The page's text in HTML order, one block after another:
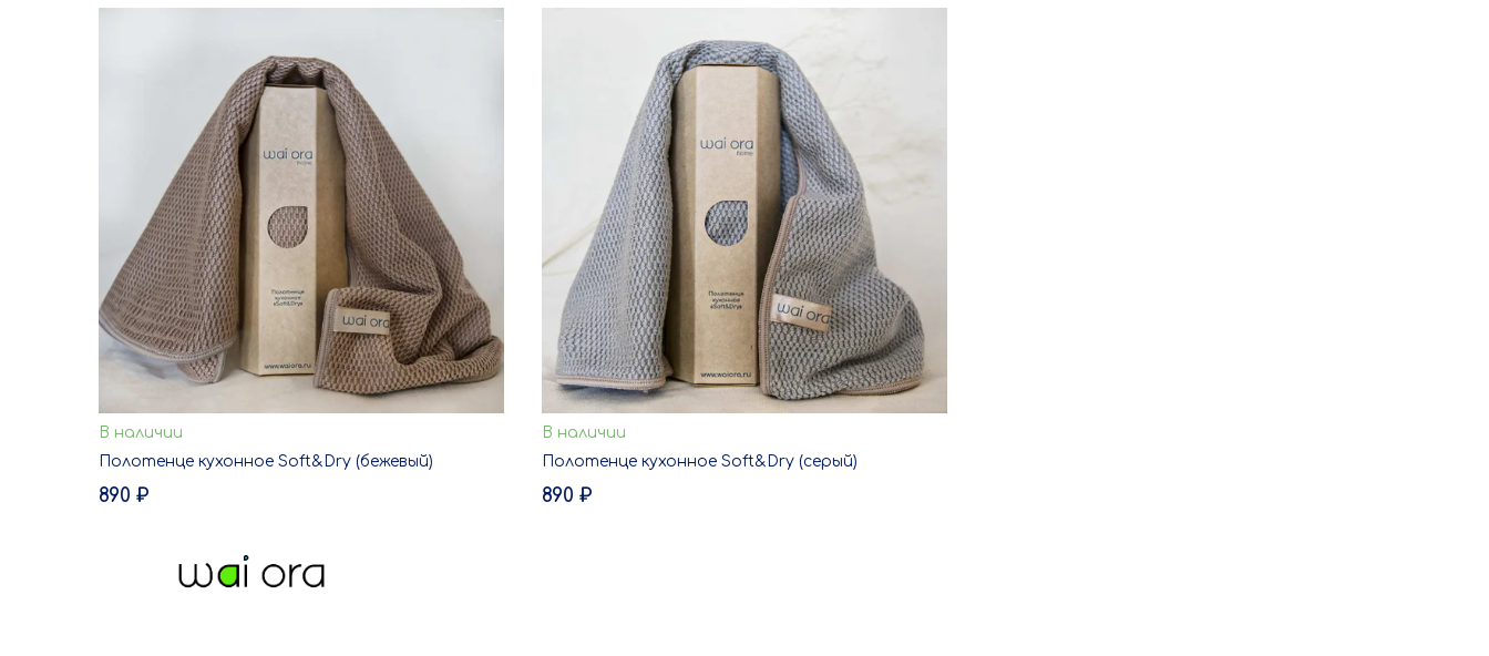
В наличии
Полотенце кухонное Soft&Dry (бежевый)
890 ₽
В наличии
Полотенце кухонное Soft&Dry (серый)
890 ₽